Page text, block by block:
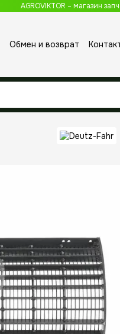
AGROVIKTOR – магазин
Обмен и возврат